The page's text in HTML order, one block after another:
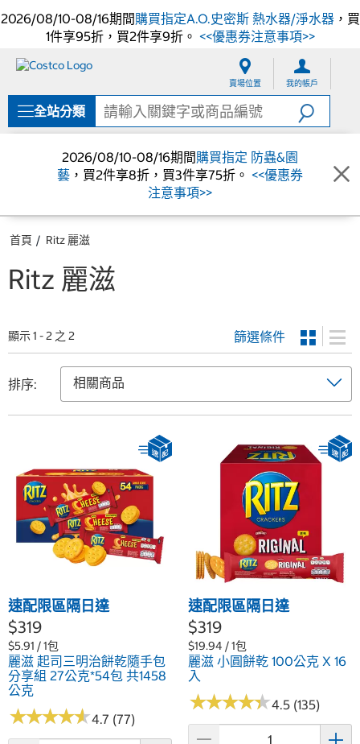
2026/08/10-08/16期間購買指定A.O.史密斯 熱水器/淨水器，買
1件享95折，買2件享9折。 <<優惠券注意事項>>
單
賣場位置 我的帳戶
全站分類
2026/08/10-08/16期間購買指定 防蟲&園
藝 ，買2件享8折，買3件享75折。 <<優惠券
注意事項>>
首頁 Ritz 麗滋
Ritz 麗滋
顯示 1 - 2 之 2 篩選條件
排序:
速配限區隔日達
$319
$5.91 / 1包
麗滋 起司三明治餅乾隨手包
分享組 27公克*54包 共1458
公克
★★★★★
★★★★★4.7 (77)
速配限區隔日達
$319
$19.94 / 1包
麗滋 小圓餅乾 100公克 X 16
入
★★★★★
★★★★★4.5 (135)